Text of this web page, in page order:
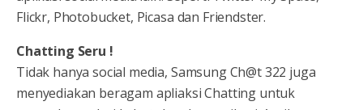
Flickr, Photobucket, Picasa dan Friendster.
Chatting Seru !
Tidak hanya social media, Samsung Ch@t 322 juga
menyediakan beragam apliaksi Chatting untuk